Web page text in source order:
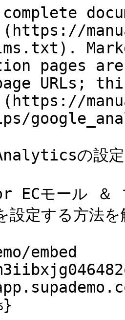
pages
URLs;
の設定
モール ＆
定する方法を
embed